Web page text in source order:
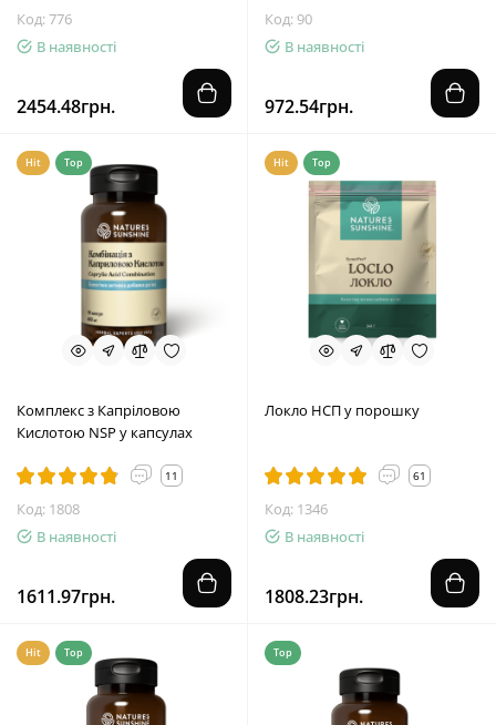
Код: 776
В наявності
2454.48грн.
Код: 90
В наявності
972.54грн.
Hit Top
Комплекс з Капріловою
Кислотою NSP у капсулах
11
Код: 1808
В наявності
1611.97грн.
Hit Top
Локло НСП у порошку
61
Код: 1346
В наявності
1808.23грн.
Hit Top Top